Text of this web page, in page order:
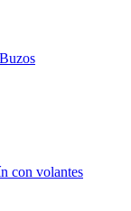
con volantes